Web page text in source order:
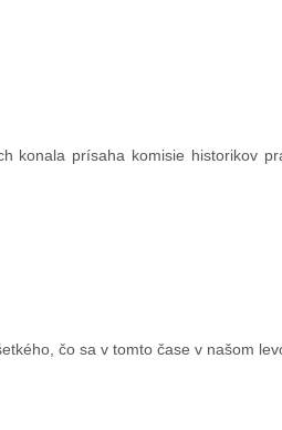
konala prísaha komisie historikov
čo sa v tomto čase v našom